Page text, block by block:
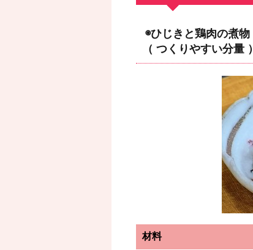
◉ひじきと鶏肉の煮物
（ つくりやすい分量 ）
材料